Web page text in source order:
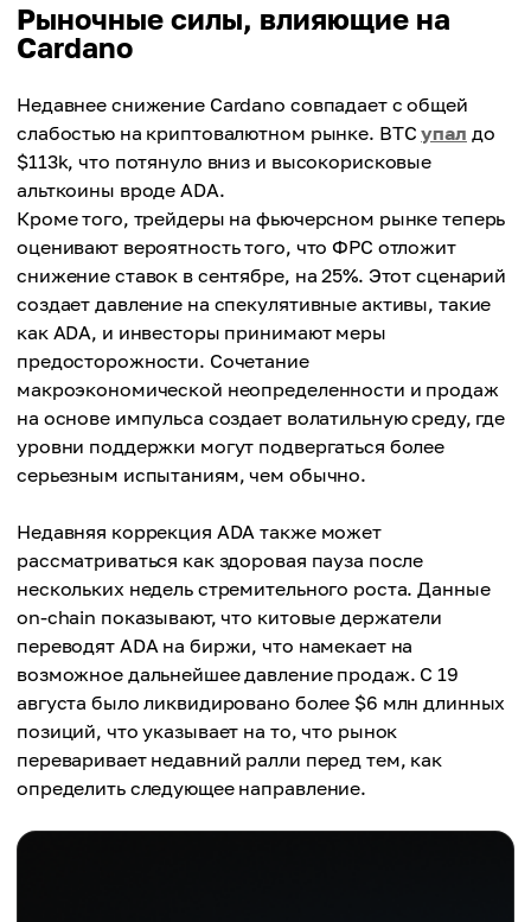
Рыночные силы, влияющие на
Cardano
Недавнее снижение Cardano совпадает с общей
слабостью на криптовалютном рынке. BTCупал до
$113k, что потянуло вниз и высокорисковые
альткоины вроде ADA.
Кроме того, трейдеры на фьючерсном рынке теперь
оценивают вероятность того, что ФРС отложит
снижение ставок в сентябре, на 25%. Этот сценарий
создает давление на спекулятивные активы, такие
как ADA, и инвесторы принимают меры
предосторожности. Сочетание
макроэкономической неопределенности и продаж
на основе импульса создает волатильную среду, где
уровни поддержки могут подвергаться более
серьезным испытаниям, чем обычно.
Недавняя коррекция ADA также может
рассматриваться как здоровая пауза после
нескольких недель стремительного роста. Данные
on-chain показывают, что китовые держатели
переводят ADA на биржи, что намекает на
возможное дальнейшее давление продаж. С 19
августа было ликвидировано более $6 млн длинных
позиций, что указывает на то, что рынок
переваривает недавний ралли перед тем, как
определить следующее направление.